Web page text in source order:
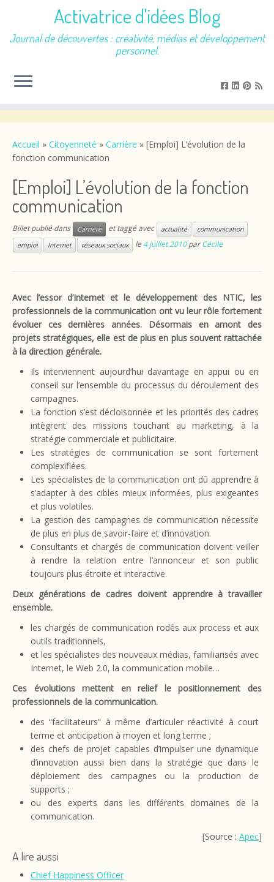
contenu
Activatrice d'idées Blog
Journal de découvertes : créativité, médias et développement
personnel.
Accueil » Citoyenneté » Carrière » [Emploi] L’évolution de la
fonction communication
[Emploi] L’évolution de la fonction
communication
Billet publié dans Carrière et taggé avec actualité
communication
emploi
Internet réseaux sociaux le 4 juillet 2010 parCécile
Avec l’essor d’Internet et le développement des NTIC, les
professionnels de la communication ont vu leur rôle fortement
évoluer ces dernières années. Désormais en amont des
projets stratégiques, elle est de plus en plus souvent rattachée
à la direction générale.
Ils interviennent aujourd’hui davantage en appui ou en
conseil sur l’ensemble du processus du déroulement des
campagnes.
La fonction s’est décloisonnée et les priorités des cadres
intègrent des missions touchant au marketing, à la
stratégie commerciale et publicitaire.
Les stratégies de communication se sont fortement
complexifiées.
Les spécialistes de la communication ont dû apprendre à
s’adapter à des cibles mieux informées, plus exigeantes
et plus volatiles.
La gestion des campagnes de communication nécessite
de plus en plus de savoir-faire et d’innovation.
Consultants et chargés de communication doivent veiller
à rendre la relation entre l’annonceur et son public
toujours plus étroite et interactive.
Deux générations de cadres doivent apprendre à travailler
ensemble.
les chargés de communication rodés aux process et aux
outils traditionnels,
et les spécialistes des nouveaux médias, familiarisés avec
Internet, le Web 2.0, la communication mobile…
Ces évolutions mettent en relief le positionnement des
professionnels de la communication.
des “facilitateurs” à même d’articuler réactivité à court
terme et anticipation à moyen et long terme ;
des chefs de projet capables d’impulser une dynamique
d’innovation aussi bien dans la stratégie que dans le
déploiement des campagnes ou la production de
supports ;
ou des experts dans les différents domaines de la
communication.
[Source : Apec]
A lire aussi
Chief Happiness Officer